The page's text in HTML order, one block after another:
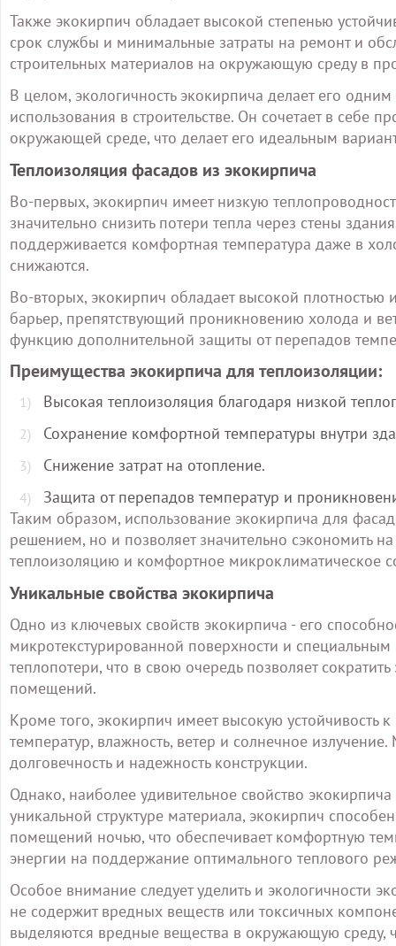
Также экокирпич обладает высокой степенью
срок службы и минимальные затраты на ремонт и
строительных материалов на окружающую среду в
В целом, экологичность экокирпича делает его
использования в строительстве. Он сочетает в себе
окружающей среде, что делает его идеальным
Теплоизоляция фасадов из экокирпича
Во-первых, экокирпич имеет низкую
значительно снизить потери тепла через стены
поддерживается комфортная температура даже в
снижаются.
Во-вторых, экокирпич обладает высокой
барьер, препятствующий проникновению холода и
функцию дополнительной защиты от перепадов
Преимущества экокирпича для теплоизоляции:
Высокая теплоизоляция благодаря низкой
Сохранение комфортной температуры внутри
Снижение затрат на отопление.
Защита от перепадов температур и
Таким образом, использование экокирпича для
решением, но и позволяет значительно сэкономить
теплоизоляцию и комфортное микроклиматическое
Уникальные свойства экокирпича
Одно из ключевых свойств экокирпича - его
микротекстурированной поверхности и
теплопотери, что в свою очередь позволяет
помещений.
Кроме того, экокирпич имеет высокую устойчивость
температур, влажность, ветер и солнечное
долговечность и надежность конструкции.
Однако, наиболее удивительное свойство
уникальной структуре материала, экокирпич
помещений ночью, что обеспечивает комфортную
энергии на поддержание оптимального теплового
Особое внимание следует уделить и экологичности
не содержит вредных веществ или токсичных
выделяются вредные вещества в окружающую среду,